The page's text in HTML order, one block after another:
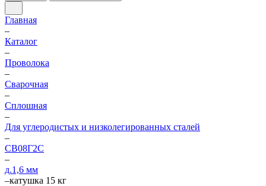
Главная
–
Каталог
–
Проволока
–
Сварочная
–
Сплошная
–
Для углеродистых и низколегированных сталей
–
СВ08Г2С
–
д.1,6 мм
–катушка 15 кг